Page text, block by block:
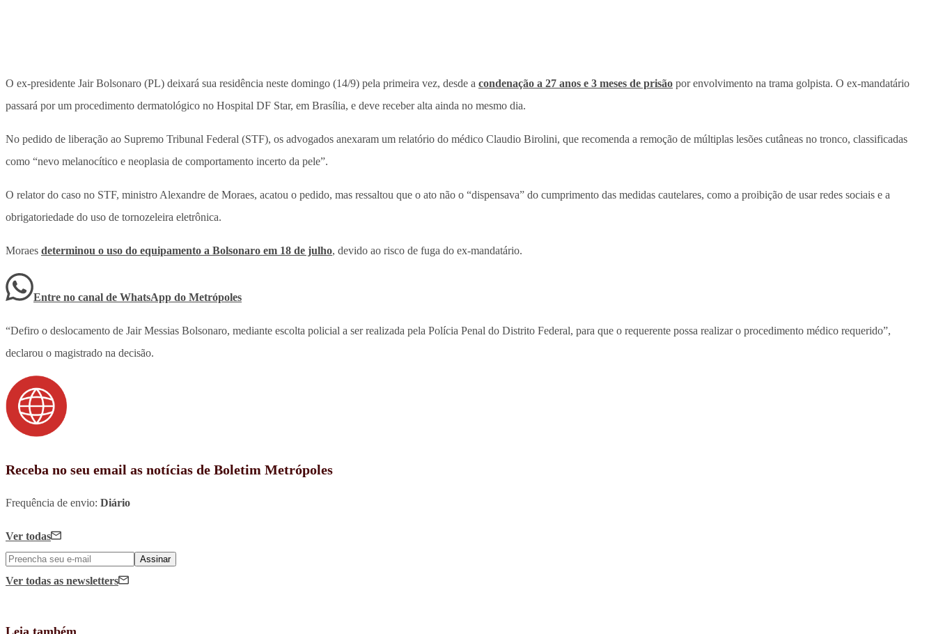
O ex-presidente Jair Bolsonaro (PL) deixará sua residência neste domingo (14/9) pela primeira vez, desde a condenação a 27 anos e 3 meses de prisão por envolvimento na trama golpista. O ex-mandatário
passará por um procedimento dermatológico no Hospital DF Star, em Brasília, e deve receber alta ainda no mesmo dia.
No pedido de liberação ao Supremo Tribunal Federal (STF), os advogados anexaram um relatório do médico Claudio Birolini, que recomenda a remoção de múltiplas lesões cutâneas no tronco, classificadas
como “nevo melanocítico e neoplasia de comportamento incerto da pele”.
O relator do caso no STF, ministro Alexandre de Moraes, acatou o pedido, mas ressaltou que o ato não o “dispensava” do cumprimento das medidas cautelares, como a proibição de usar redes sociais e a
obrigatoriedade do uso de tornozeleira eletrônica.
Moraes determinou o uso do equipamento a Bolsonaro em 18 de julho, devido ao risco de fuga do ex-mandatário.
Entre no canal de WhatsApp do Metrópoles
“Defiro o deslocamento de Jair Messias Bolsonaro, mediante escolta policial a ser realizada pela Polícia Penal do Distrito Federal, para que o requerente possa realizar o procedimento médico requerido”,
declarou o magistrado na decisão.
Receba no seu email as notícias de Boletim Metrópoles
Frequência de envio: Diário
Ver todas
Assinar
Ver todas as newsletters